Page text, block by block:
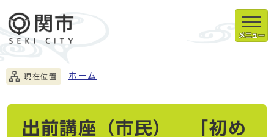
メニュー
現在位置 ホーム
出前講座（市民） 「初め